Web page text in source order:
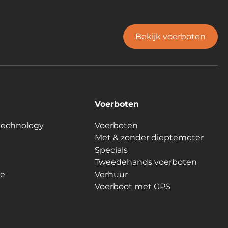
Bekijk voerboten
Voerboten
Voerboten
Met & zonder dieptemeter
Specials
Tweedehands voerboten
Verhuur
Voerboot met GPS